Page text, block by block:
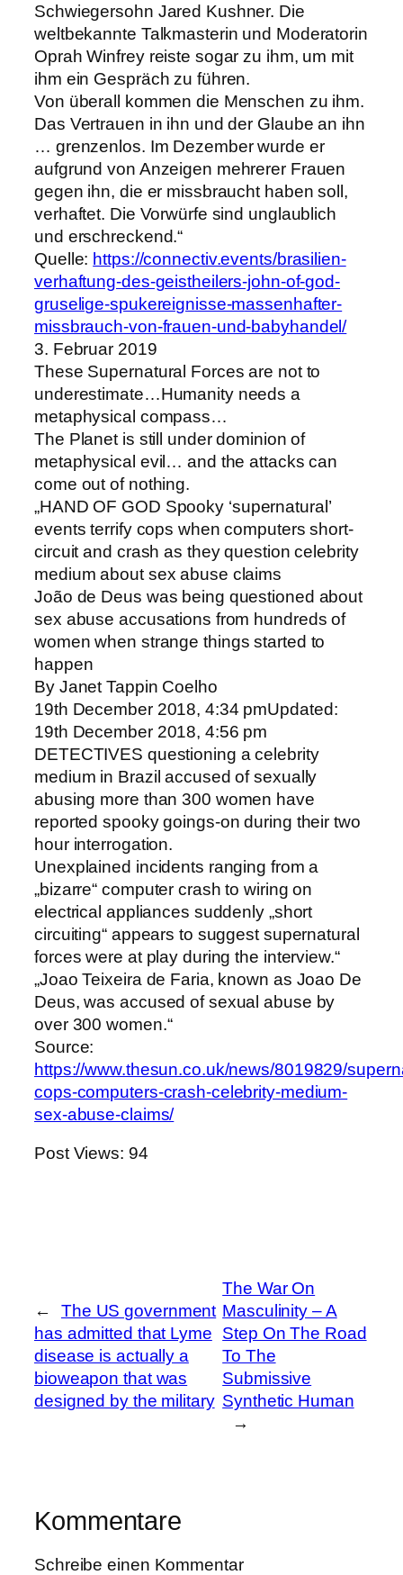
Schwiegersohn Jared Kushner. Die
weltbekannte Talkmasterin und Moderatorin
Oprah Winfrey reiste sogar zu ihm, um mit
ihm ein Gespräch zu führen.
Von überall kommen die Menschen zu ihm.
Das Vertrauen in ihn und der Glaube an ihn
… grenzenlos. Im Dezember wurde er
aufgrund von Anzeigen mehrerer Frauen
gegen ihn, die er missbraucht haben soll,
verhaftet. Die Vorwürfe sind unglaublich
und erschreckend.“
Quelle: https://connectiv.events/brasilien-
verhaftung-des-geistheilers-john-of-god-
gruselige-spukereignisse-massenhafter-
missbrauch-von-frauen-und-babyhandel/
3. Februar 2019
These Supernatural Forces are not to
underestimate…Humanity needs a
metaphysical compass…
The Planet is still under dominion of
metaphysical evil… and the attacks can
come out of nothing.
„HAND OF GOD Spooky ‘supernatural’
events terrify cops when computers short-
circuit and crash as they question celebrity
medium about sex abuse claims
João de Deus was being questioned about
sex abuse accusations from hundreds of
women when strange things started to
happen
By Janet Tappin Coelho
19th December 2018, 4:34 pmUpdated:
19th December 2018, 4:56 pm
DETECTIVES questioning a celebrity
medium in Brazil accused of sexually
abusing more than 300 women have
reported spooky goings-on during their two
hour interrogation.
Unexplained incidents ranging from a
„bizarre“ computer crash to wiring on
electrical appliances suddenly „short
circuiting“ appears to suggest supernatural
forces were at play during the interview.“
„Joao Teixeira de Faria, known as Joao De
Deus, was accused of sexual abuse by
over 300 women.“
Source:
https://www.thesun.co.uk/news/8019829/
cops-computers-crash-celebrity-medium-
sex-abuse-claims/
Post Views: 94
←
The US government
has admitted that Lyme
disease is actually a
bioweapon that was
designed by the military
The War On
Masculinity – A
Step On The Road
To The
Submissive
Synthetic Human
→
Kommentare
Schreibe einen Kommentar